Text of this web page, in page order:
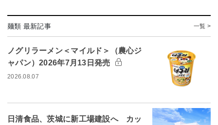
麺類 最新記事 一覧 >
ノグリラーメン＜マイルド＞（農心ジ
ャパン）2026年7月13日発売
2026.08.07
日清食品、茨城に新工場建設へ カッ